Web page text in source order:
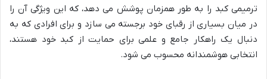
ترمیمی کبد را به طور همزمان پوشش می دهد، که این ویژگی آن را
در میان بسیاری از رقبای خود برجسته می سازد و برای افرادی که به
دنبال یک راهکار جامع و علمی برای حمایت از کبد خود هستند،
انتخابی هوشمندانه محسوب می شود.